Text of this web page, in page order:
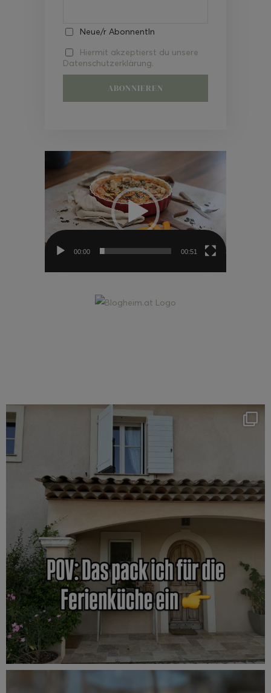
Neue/r AbonnentIn
Hiermit akzeptierst du unsere
Datenschutzerklärung.
Video-
00:00 00:51